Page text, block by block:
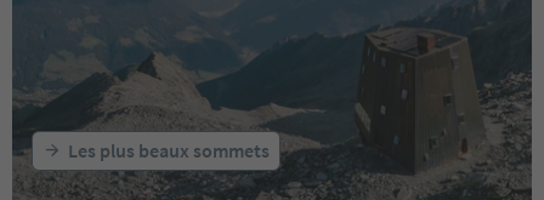
Les plus beaux sommets